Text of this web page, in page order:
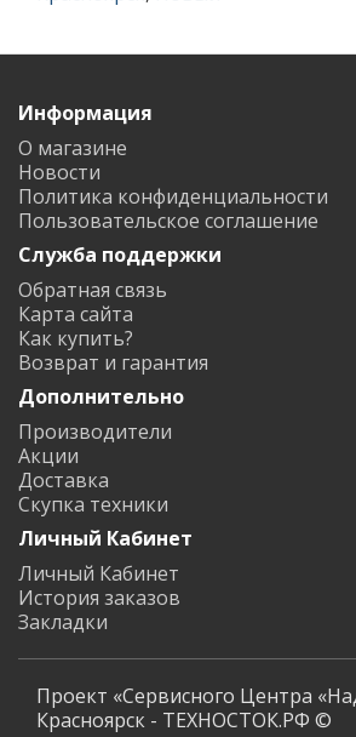
Информация
О магазине
Новости
Политика конфиденциальности
Пользовательское соглашение
Служба поддержки
Обратная связь
Карта сайта
Как купить?
Возврат и гарантия
Дополнительно
Производители
Акции
Доставка
Скупка техники
Личный Кабинет
Личный Кабинет
История заказов
Закладки
Проект «Сервисного Центра
Красноярск - ТЕХНОСТОК.РФ ©